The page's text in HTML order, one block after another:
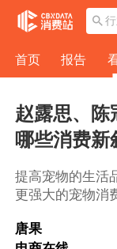
首页 报告
赵露思、陈
哪些消费新
提高宠物的生活
更强大的宠物消
唐果